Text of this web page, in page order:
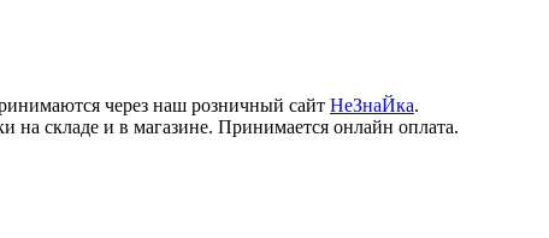
через наш розничный сайт НеЗнаЙка.
на складе и в магазине. Принимается онлайн оплата.